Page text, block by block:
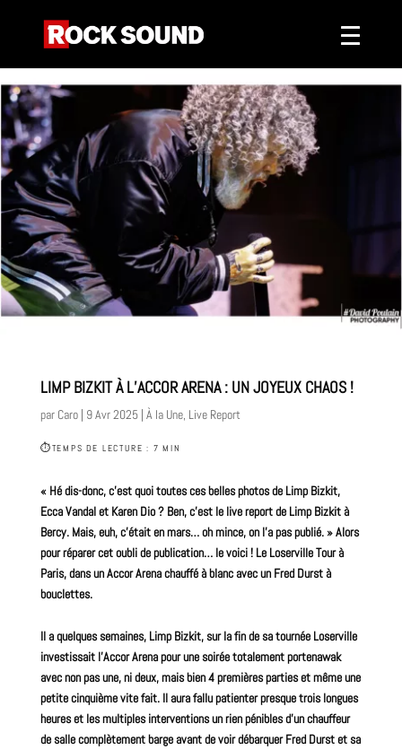
LIMP BIZKIT À L’ACCOR ARENA : UN JOYEUX CHAOS !
par Caro| 9 Avr 2025| À la Une, Live Report
⏱TEMPS DE LECTURE : 7 MIN
« Hé dis-donc, c’est quoi toutes ces belles photos de Limp Bizkit,
Ecca Vandal et Karen Dio ? Ben, c’est le live report de Limp Bizkit à
Bercy. Mais, euh, c’était en mars… oh mince, on l’a pas publié. » Alors
pour réparer cet oubli de publication… le voici ! Le Loserville Tour à
Paris, dans un Accor Arena chauffé à blanc avec un Fred Durst à
bouclettes.
Il a quelques semaines, Limp Bizkit, sur la fin de sa tournée Loserville
investissait l’Accor Arena pour une soirée totalement portenawak
avec non pas une, ni deux, mais bien 4 premières parties et même une
petite cinquième vite fait. Il aura fallu patienter presque trois longues
heures et les multiples interventions un rien pénibles d’un chauffeur
de salle complètement barge avant de voir débarquer Fred Durst et sa